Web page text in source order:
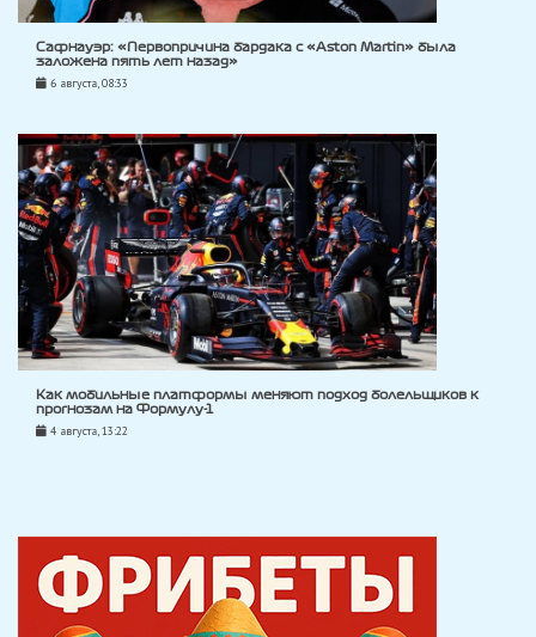
Сафнауэр: «Первопричина бардака с «Aston Martin» была
заложена пять лет назад»
6 августа, 08:33
Как мобильные платформы меняют подход болельщиков к
прогнозам на Формулу-1
4 августа, 13:22